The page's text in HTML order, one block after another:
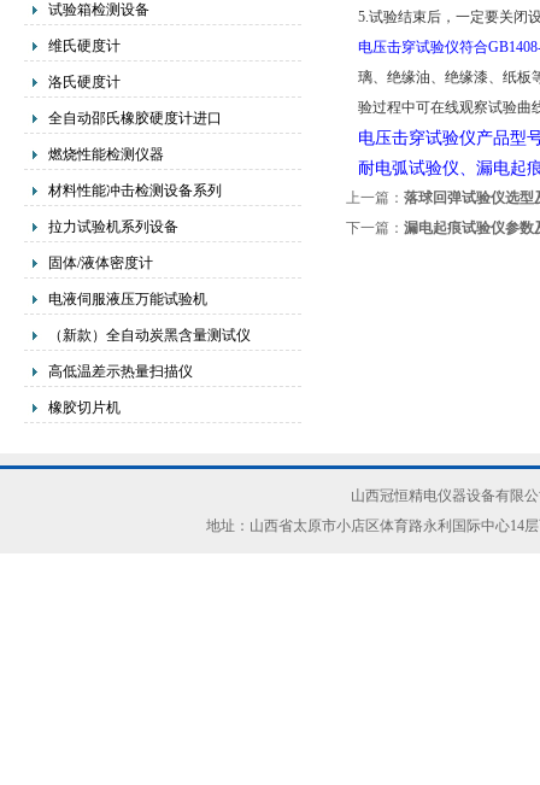
试验箱检测设备
维氏硬度计
洛氏硬度计
全自动邵氏橡胶硬度计进口
燃烧性能检测仪器
材料性能冲击检测设备系列
拉力试验机系列设备
固体/液体密度计
电液伺服液压万能试验机
（新款）全自动炭黑含量测试仪
高低温差示热量扫描仪
橡胶切片机
5.试验结束后，一定要关闭
电压击穿试验仪符合
璃、绝缘油、绝缘漆、纸板
验过程中可在线观察试验曲
电压击穿试验仪产品型
耐电弧试验仪、漏电起
上一篇： 落球回弹试验仪选型
下一篇： 漏电起痕试验仪参数
山西冠恒精电仪器设备有限
地址：山西省太原市小店区体育路永利国际中心14